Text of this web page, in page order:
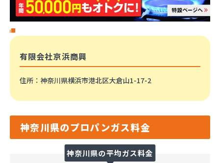
有限会社京浜商興
住所 ：神奈川県横浜市港北区大倉山1-17-2
神奈川県のプロパンガス料金
神奈川県の平均ガス料金